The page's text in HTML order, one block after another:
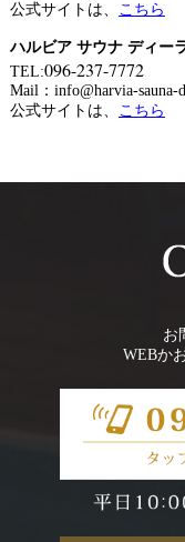
公式サイトは、 こちら
ハルビア サウナ ディー
TEL:096-237-7772
Mail：info@harvia-sauna-
公式サイトは、 こちら
お
WEBか